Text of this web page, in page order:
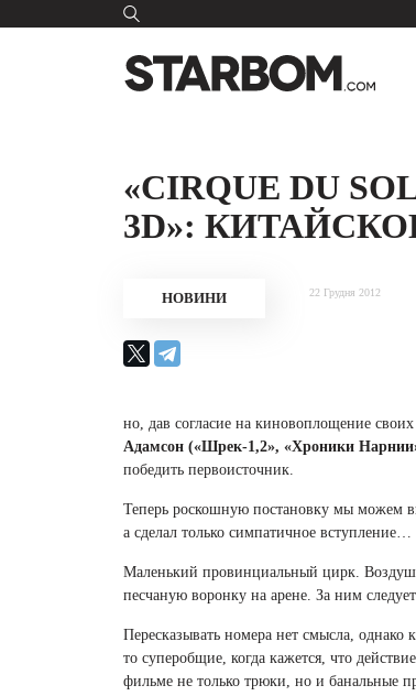
«CIRQUE DU
3D»:
НОВИНИ 22 Грудня 2012
но, дав согласие на киновоплощение
Адамсон («Шрек-1,2», «Хроники
победить первоисточник.
Теперь роскошную постановку мы можем
а сделал только симпатичное вступление…
Маленький провинциальный цирк.
песчаную воронку на арене. За ним
Пересказывать номера нет смысла,
то суперобщие, когда кажется, что
фильме не только трюки, но и банальные